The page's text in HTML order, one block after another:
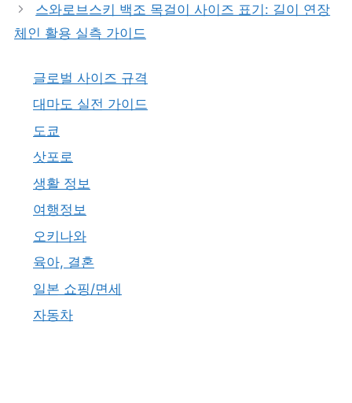
스와로브스키 백조 목걸이 사이즈 표기: 길이 연장
체인 활용 실측 가이드
글로벌 사이즈 규격
대마도 실전 가이드
도쿄
삿포로
생활 정보
여행정보
오키나와
육아, 결혼
일본 쇼핑/면세
자동차